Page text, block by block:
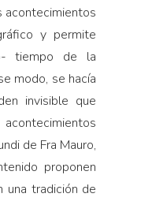
acontecimientos
y permite
tiempo de la
modo, se hacía
invisible que
de Fra Mauro,
proponen
una tradición de